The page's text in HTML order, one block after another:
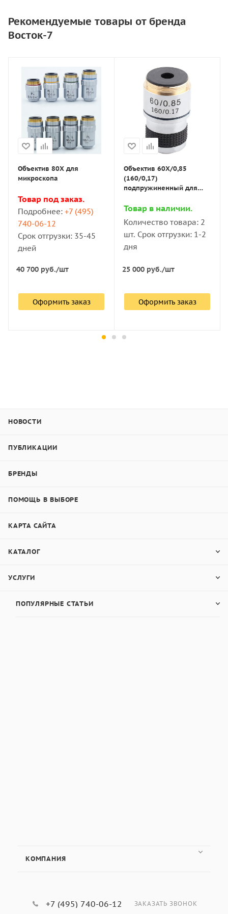
60Х/0,85 подпружиненный
По заказу возможна поставка объектива любого
типа из вышеприведённого перечня.
Маркировка объективов, ссылки: ;2;3;4;
Тубус пластиковый
Рекомендуемые товары от бренда
Восток-7
Объектив 80X для
микроскопа
Товар под заказ.
Подробнее: +7 (495)
740-06-12
Срок отгрузки: 35-45
дней
40 700 руб./шт
Оформить заказ
Объектив 60X/0,85
(160/0,17)
подпружиненный для
Товар в наличии.
Количество товара: 2
шт. Срок отгрузки: 1-2
дня
25 000 руб./шт
Оформить заказ
НОВОСТИ
ПУБЛИКАЦИИ
БРЕНДЫ
ПОМОЩЬ В ВЫБОРЕ
КАРТА САЙТА
КАТАЛОГ
УСЛУГИ
ПОПУЛЯРНЫЕ СТАТЬИ
КОМПАНИЯ
+7 (495) 740-06-12 ЗАКАЗАТЬ ЗВОНОК